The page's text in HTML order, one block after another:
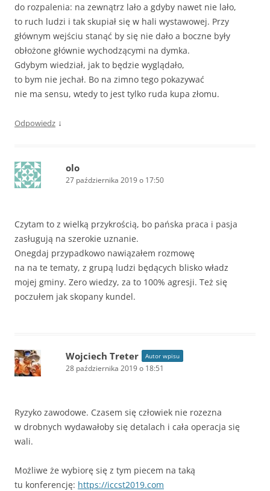
do rozpalenia: na zewnątrz lało a gdyby nawet nie lało,
to ruch ludzi i tak skupiał się w hali wystawowej. Przy
głównym wejściu stanąć by się nie dało a boczne były
obłożone głównie wychodzącymi na dymka.
Gdybym wiedział, jak to będzie wyglądało,
to bym nie jechał. Bo na zimno tego pokazywać
nie ma sensu, wtedy to jest tylko ruda kupa złomu.
Odpowiedz ↓
olo
27 października 2019 o 17:50
Czytam to z wielką przykrością, bo pańska praca i pasja
zasługują na szerokie uznanie.
Onegdaj przypadkowo nawiązałem rozmowę
na na te tematy, z grupą ludzi będących blisko władz
mojej gminy. Zero wiedzy, za to 100% agresji. Też się
poczułem jak skopany kundel.
Wojciech Treter Autor wpisu
28 października 2019 o 18:51
Ryzyko zawodowe. Czasem się człowiek nie rozezna
w drobnych wydawałoby się detalach i cała operacja się
wali.
Możliwe że wybiorę się z tym piecem na taką
tu konferencję: https://iccst2019.com